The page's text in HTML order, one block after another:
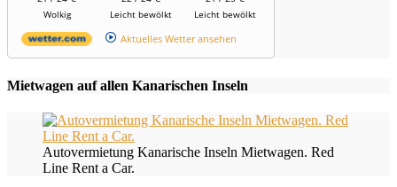
Wolkig
Leicht bewölkt
Leicht bewölkt
Aktuelles Wetter ansehen
Mietwagen auf allen Kanarischen Inseln
Autovermietung Kanarische Inseln Mietwagen. Red
Line Rent a Car.